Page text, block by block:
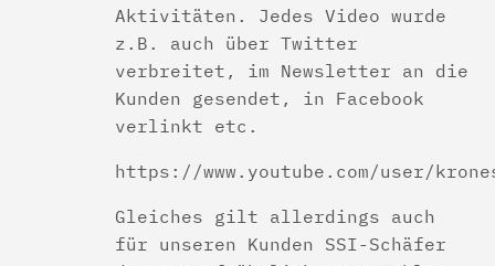
Aktivitäten. Jedes Video wurde
z.B. auch über Twitter
verbreitet, im Newsletter an die
Kunden gesendet, in Facebook
verlinkt etc.
https://www.youtube.com/user/
Gleiches gilt allerdings auch
für unseren Kunden SSI-Schäfer